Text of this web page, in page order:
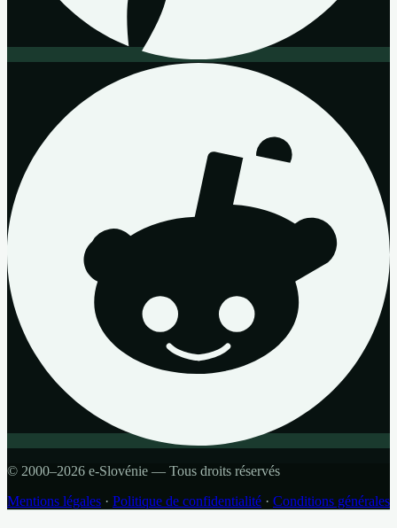
© 2000–2026 e-Slovénie — Tous droits réservés
Mentions légales · Politique de confidentialité · Conditions générales